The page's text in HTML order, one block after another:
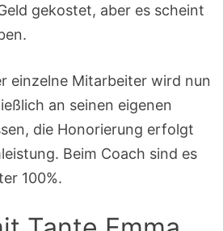
gekostet, aber es scheint
einzelne Mitarbeiter wird nun
an seinen eigenen
die Honorierung erfolgt
Beim Coach sind es
100%.